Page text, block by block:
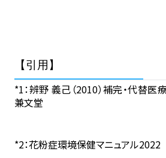
【引用】
*1：辨野 義己（2010）補完・代替医
兼文堂
*2：花粉症環境保健マニュアル2022